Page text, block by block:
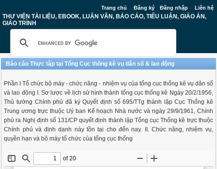
Trang chủ Đăng ký Đăng nhập Liên hệ
THƯ VIỆN TÀI LIỆU, EBOOK, LUẬN VĂN, BÁO CÁO, TIỂU LUẬN, GIÁO ÁN,
GIÁO TRÌNH
Báo cáo Thực tập tại Tổng Cục thống kê vụ dân số & lao động
Phần I Tổ chức bộ máy - chức năng - nhiệm vụ của tổng cục thống kê vụ dân số
và lao động I. Sơ lược về lịch sử hình thành tổng cục thống kê Ngày 20/2/1956,
Thủ tướng Chính phủ đã ký Quyết định số 695/TTg thành lập Cục Thống kê
Trung ương trực thuộc Uỷ ban Kế hoạch Nhà nước và ngày 29/9/1961, Chính
phủ ra Nghị định số 131/CP quyết định thành lập Tổng cục Thống kê trực thuộc
Chính phủ và định danh này tồn tại cho đến nay. II. Chức năng, nhiệm vụ,
quyền hạn và bộ máy tổ chức của tổng cục thống